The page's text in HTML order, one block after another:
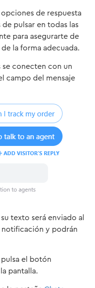
de respuesta
pulsar en todas las
para asegurarte de
la forma adecuada.
se conecten con un
campo del mensaje
texto será enviado al
notificación y podrán
el botón
pantalla.